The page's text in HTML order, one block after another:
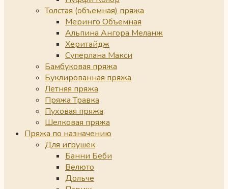
Толстая (объемная) пряжа
Меринго Объемная
Альпина Ангора Меланж
Херитайдж
Суперлана Макси
Бамбуковая пряжа
Буклированная пряжа
Летняя пряжа
Пряжа Травка
Пуховая пряжа
Шелковая пряжа
Пряжа по назначению
Для игрушек
Банни Беби
Велюто
Дольче